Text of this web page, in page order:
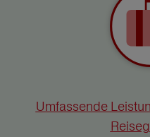
Umfassende